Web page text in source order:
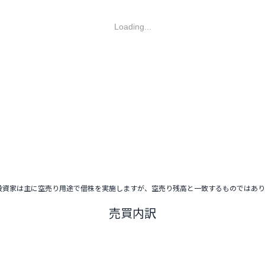
Loading...
家は主に空売り用途で借株を実施しますが、空売り残高と一致するものではあ
売買内訳